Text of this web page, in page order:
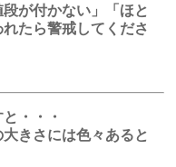
が付かない」「ほと
たら警戒してくださ
・・・
きさには色々あると